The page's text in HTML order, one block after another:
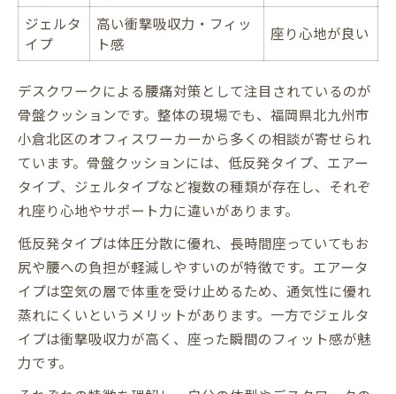
ジェルタ
イプ
高い衝撃吸収力・フィッ
ト感
座り心地が良い
デスクワークによる腰痛対策として注目されているのが
骨盤クッションです。整体の現場でも、福岡県北九州市
小倉北区のオフィスワーカーから多くの相談が寄せられ
ています。骨盤クッションには、低反発タイプ、エアー
タイプ、ジェルタイプなど複数の種類が存在し、それぞ
れ座り心地やサポート力に違いがあります。
低反発タイプは体圧分散に優れ、長時間座っていてもお
尻や腰への負担が軽減しやすいのが特徴です。エアータ
イプは空気の層で体重を受け止めるため、通気性に優れ
蒸れにくいというメリットがあります。一方でジェルタ
イプは衝撃吸収力が高く、座った瞬間のフィット感が魅
力です。